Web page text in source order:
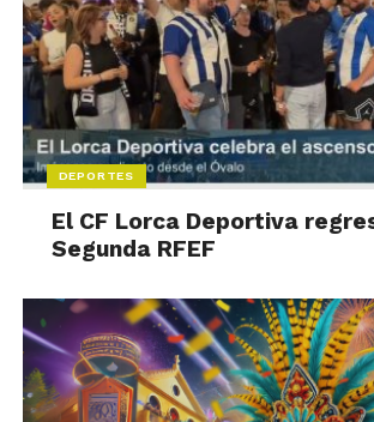
DEPORTES
El CF Lorca Deportiva
Segunda RFEF